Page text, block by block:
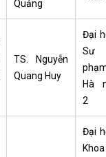
Quảng
TS. Nguyễn
Quang Huy
Đại
Sư
Hà
2
Đại
Khoa